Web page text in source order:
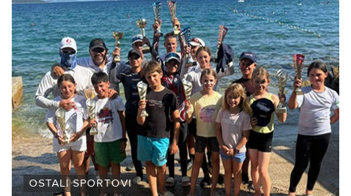
OSTALI SPORTOVI